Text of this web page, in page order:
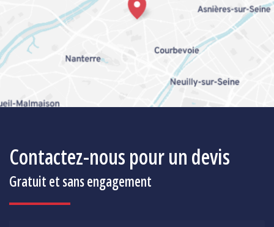
Contactez-nous pour un devis
Gratuit et sans engagement